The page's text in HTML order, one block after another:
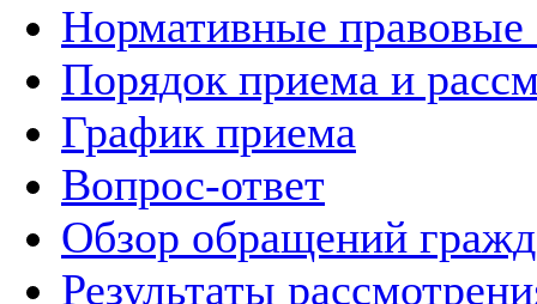
Нормативные правовые
Порядок приема и
График приема
Вопрос-ответ
Обзор обращений
Результаты